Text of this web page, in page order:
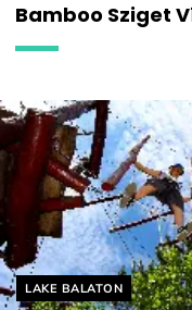
Bamboo Sziget
Helyszín címkék:
LAKE BALATON